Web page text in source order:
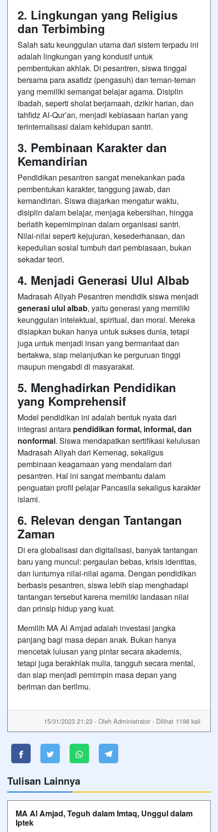
2. Lingkungan yang Religius
dan Terbimbing
Salah satu keunggulan utama dari sistem terpadu ini
adalah lingkungan yang kondusif untuk
pembentukan akhlak. Di pesantren, siswa tinggal
bersama para asatidz (pengasuh) dan teman-teman
yang memiliki semangat belajar agama. Disiplin
ibadah, seperti sholat berjamaah, dzikir harian, dan
tahfidz Al-Qur’an, menjadi kebiasaan harian yang
terinternalisasi dalam kehidupan santri.
3. Pembinaan Karakter dan
Kemandirian
Pendidikan pesantren sangat menekankan pada
pembentukan karakter, tanggung jawab, dan
kemandirian. Siswa diajarkan mengatur waktu,
disiplin dalam belajar, menjaga kebersihan, hingga
berlatih kepemimpinan dalam organisasi santri.
Nilai-nilai seperti kejujuran, kesederhanaan, dan
kepedulian sosial tumbuh dari pembiasaan, bukan
sekadar teori.
4. Menjadi Generasi Ulul Albab
Madrasah Aliyah Pesantren mendidik siswa menjadi
generasi ulul albab, yaitu generasi yang memiliki
keunggulan intelektual, spiritual, dan moral. Mereka
disiapkan bukan hanya untuk sukses dunia, tetapi
juga untuk menjadi insan yang bermanfaat dan
bertakwa, siap melanjutkan ke perguruan tinggi
maupun mengabdi di masyarakat.
5. Menghadirkan Pendidikan
yang Komprehensif
Model pendidikan ini adalah bentuk nyata dari
integrasi antara pendidikan formal, informal, dan
nonformal. Siswa mendapatkan sertifikasi kelulusan
Madrasah Aliyah dari Kemenag, sekaligus
pembinaan keagamaan yang mendalam dari
pesantren. Hal ini sangat membantu dalam
penguatan profil pelajar Pancasila sekaligus karakter
islami.
6. Relevan dengan Tantangan
Zaman
Di era globalisasi dan digitalisasi, banyak tantangan
baru yang muncul: pergaulan bebas, krisis identitas,
dan lunturnya nilai-nilai agama. Dengan pendidikan
berbasis pesantren, siswa lebih siap menghadapi
tantangan tersebut karena memiliki landasan nilai
dan prinsip hidup yang kuat.
Memilih MA Al Amjad adalah investasi jangka
panjang bagi masa depan anak. Bukan hanya
mencetak lulusan yang pintar secara akademis,
tetapi juga berakhlak mulia, tangguh secara mental,
dan siap menjadi pemimpin masa depan yang
beriman dan berilmu.
15/01/2023 21:23 - Oleh Administrator - Dilihat 1198 kali
Tulisan Lainnya
MA Al Amjad, Teguh dalam Imtaq, Unggul dalam
Iptek